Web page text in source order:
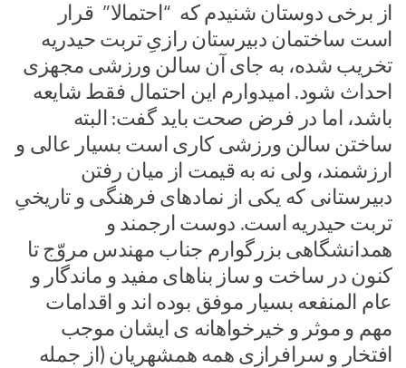
از برخی دوستان شنیدم که “احتمالا” قرار
است ساختمان دبیرستان رازیِ تربت حیدریه
تخریب شده، به جای آن سالن ورزشی مجهزی
احداث شود. امیدوارم این احتمال فقط شایعه
باشد، اما در فرض صحت باید گفت: البته
ساختن سالن ورزشی کاری است بسیار عالی و
ارزشمند، ولی نه به قیمت از میان رفتن
دبیرستانی که یکی از نمادهای فرهنگی و تاریخیِ
تربت حیدریه است. دوست ارجمند و
همدانشگاهی بزرگوارم جناب مهندس مروّج تا
کنون در ساخت و ساز بناهای مفید و ماندگار و
عام المنفعه بسیار موفق بوده اند و اقدامات
مهم و موثر و خیرخواهانه ی ایشان موجب
افتخار و سرافرازی همه همشهریان (از جمله